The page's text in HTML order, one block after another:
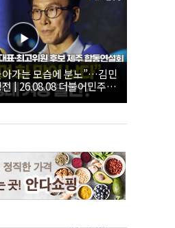
가는 모습에 분노”…김민
| 26.08.08 더불어민주당
보 제주 합동연설회